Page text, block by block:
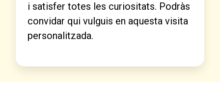
i satisfer totes les curiositats. Podràs
convidar qui vulguis en aquesta visita
personalitzada.